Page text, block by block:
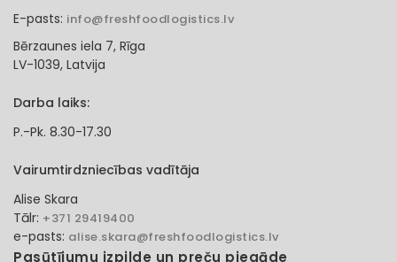
E-pasts: info@freshfoodlogistics.lv
Bērzaunes iela 7, Rīga
LV-1039, Latvija
Darba laiks:
P.-Pk. 8.30-17.30
Vairumtirdzniecības vadītāja
Alise Skara
Tālr: +371 29419400
e-pasts: alise.skara@freshfoodlogistics.lv
Pasūtījumu izpilde un preču piegāde